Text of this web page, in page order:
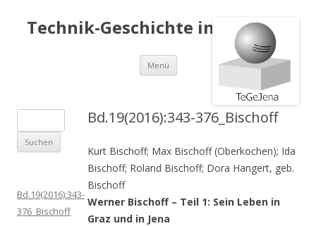
Technik-Geschichte in Jena e.V.
Menü Springe
Inhalt
Bd.19(2016):343-376_Bischoff
Kurt Bischoff; Max Bischoff (Oberkochen); Ida
Bischoff; Roland Bischoff; Dora Hangert, geb.
Bischoff
Werner Bischoff – Teil 1: Sein Leben in
Graz und in Jena
u
c
n
a
Bd.19(2016):343-
376_Bischoff